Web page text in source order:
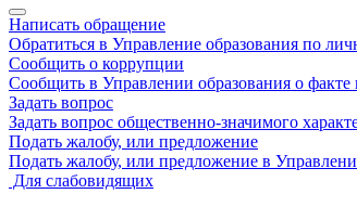
Написать обращение
Обратиться в Управление образования по
Сообщить о коррупции
Сообщить в Управлении образования о
Задать вопрос
Задать вопрос общественно-значимого
Подать жалобу, или предложение
Подать жалобу, или предложение в
Для слабовидящих